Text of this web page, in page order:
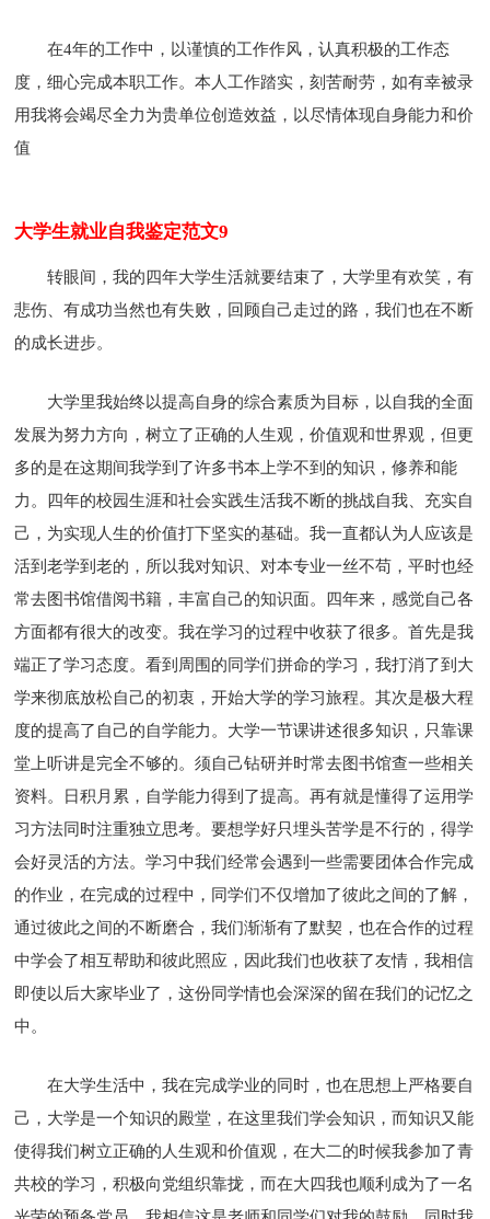
在4年的工作中，以谨慎的工作作风，认真积极的工作态
度，细心完成本职工作。本人工作踏实，刻苦耐劳，如有幸被录
用我将会竭尽全力为贵单位创造效益，以尽情体现自身能力和价
值
大学生就业自我鉴定范文9
转眼间，我的四年大学生活就要结束了，大学里有欢笑，有
悲伤、有成功当然也有失败，回顾自己走过的路，我们也在不断
的成长进步。
大学里我始终以提高自身的综合素质为目标，以自我的全面
发展为努力方向，树立了正确的人生观，价值观和世界观，但更
多的是在这期间我学到了许多书本上学不到的知识，修养和能
力。四年的校园生涯和社会实践生活我不断的挑战自我、充实自
己，为实现人生的价值打下坚实的基础。我一直都认为人应该是
活到老学到老的，所以我对知识、对本专业一丝不苟，平时也经
常去图书馆借阅书籍，丰富自己的知识面。四年来，感觉自己各
方面都有很大的改变。我在学习的过程中收获了很多。首先是我
端正了学习态度。看到周围的同学们拼命的学习，我打消了到大
学来彻底放松自己的初衷，开始大学的学习旅程。其次是极大程
度的提高了自己的自学能力。大学一节课讲述很多知识，只靠课
堂上听讲是完全不够的。须自己钻研并时常去图书馆查一些相关
资料。日积月累，自学能力得到了提高。再有就是懂得了运用学
习方法同时注重独立思考。要想学好只埋头苦学是不行的，得学
会好灵活的方法。学习中我们经常会遇到一些需要团体合作完成
的作业，在完成的过程中，同学们不仅增加了彼此之间的了解，
通过彼此之间的不断磨合，我们渐渐有了默契，也在合作的过程
中学会了相互帮助和彼此照应，因此我们也收获了友情，我相信
即使以后大家毕业了，这份同学情也会深深的留在我们的记忆之
中。
在大学生活中，我在完成学业的同时，也在思想上严格要自
己，大学是一个知识的殿堂，在这里我们学会知识，而知识又能
使得我们树立正确的人生观和价值观，在大二的时候我参加了青
共校的学习，积极向党组织靠拢，而在大四我也顺利成为了一名